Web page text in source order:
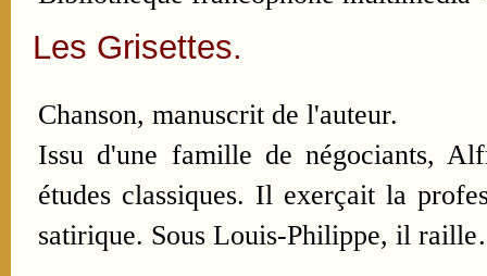
Les Grisettes.
Chanson, manuscrit de l'auteur.
Issu d'une famille de négociants,
études classiques. Il exerçait la
satirique. Sous Louis-Philippe, il